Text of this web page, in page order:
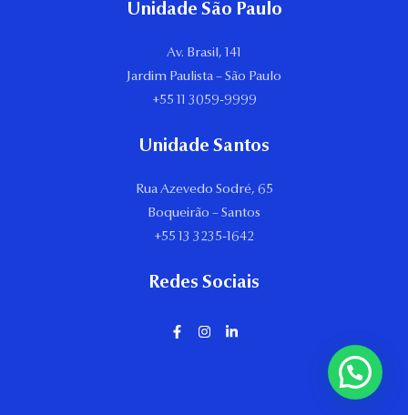
Unidade São Paulo
Av. Brasil, 141
Jardim Paulista – São Paulo
+55 11 3059-9999
Unidade Santos
Rua Azevedo Sodré, 65
Boqueirão – Santos
+55 13 3235-1642
Redes Sociais